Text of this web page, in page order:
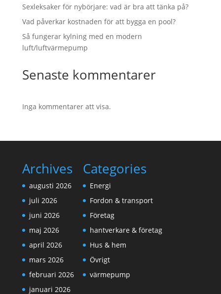
Sexleksaker för nybörjare: vad är bra att tänka på?
Vad påverkar kostnaden för att bygga en pool?
Så fungerar kylning med en modern
luft/luftvärmepump
Senaste kommentarer
Inga kommentarer att visa.
Archives
augusti 2026
juli 2026
juni 2026
maj 2026
april 2026
mars 2026
februari 2026
januari 2026
Categories
Energi
Fordon & transport
Företag
hantverkare & företag
Hus & hem
Övrigt
värmepump